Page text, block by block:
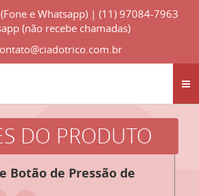
e Whatsapp) | (11) 97084-7963
(não recebe chamadas)
DO PRODUTO
Botão de Pressão de